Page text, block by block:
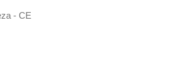
- CE